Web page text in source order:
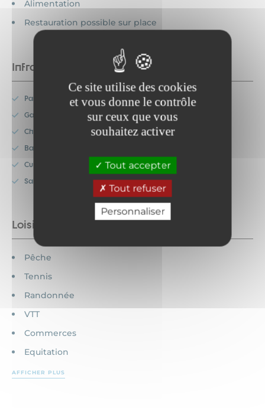
Ce site utilise des cookies
et vous donne le contrôle
sur ceux que vous
souhaitez activer
Tout accepter
Tout refuser
Personnaliser
Alimentation
Restauration possible sur place
Infrastructures
Parking privé
Garage privé
Chambre simple
Balcon
Cuisine séparée
Salon
Loisirs à proximité
Pêche
Tennis
Randonnée
VTT
Commerces
Equitation
AFFICHER PLUS